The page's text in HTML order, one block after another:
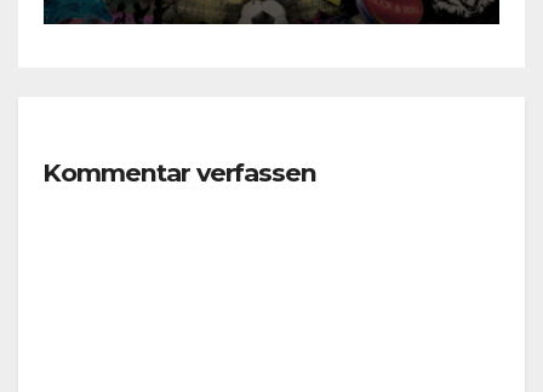
Kommentar verfassen